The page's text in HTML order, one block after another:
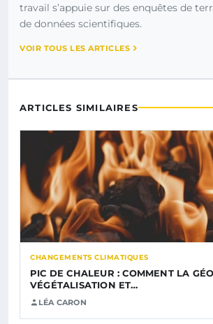
travail s’appuie sur des enquêtes de
de données scientifiques.
VOIR TOUS LES ARTICLES
ARTICLES SIMILAIRES
CHANGEMENTS CLIMATIQUES
PIC DE CHALEUR : COMMENT LA
VÉGÉTALISATION ET…
LÉA CARON